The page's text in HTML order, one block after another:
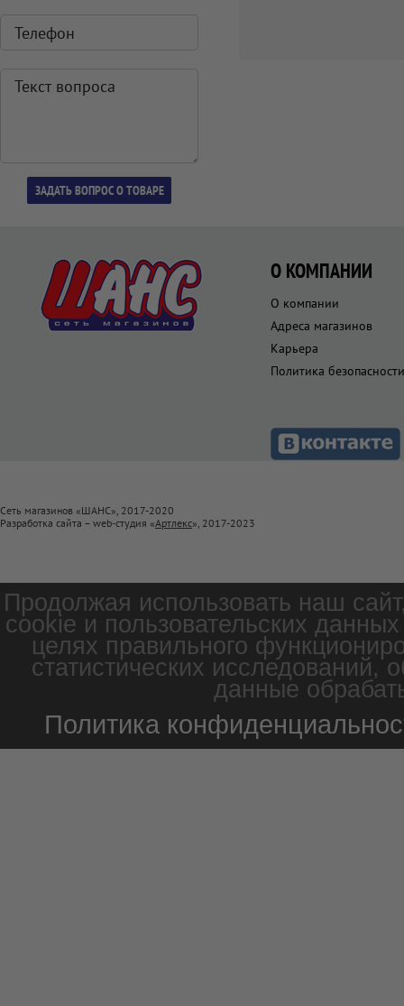
О КОМПАНИИ
О компании
Адреса магазинов
Карьера
Политика безопасности
Сеть магазинов «ШАНС», 2017-2020
Разработка сайта – web-студия «Артлекс», 2017-2023
Продолжая использовать наш
cookie и пользовательских
целях правильного
статистических
данные
Политика